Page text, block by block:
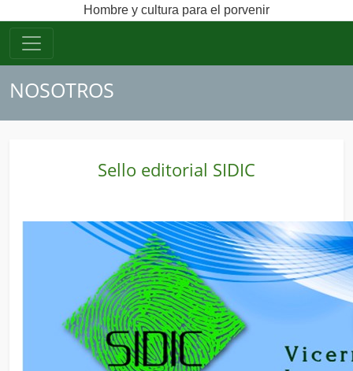
Hombre y cultura para el porvenir
NOSOTROS
Sello editorial SIDIC